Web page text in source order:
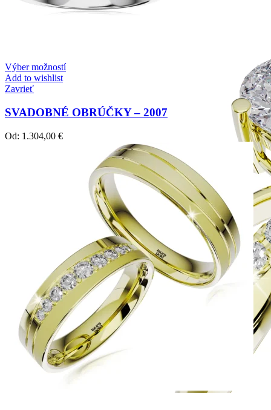
Zásnubné prstne z kolekcie Simple.
Výber možností
Add to wishlist
Zavrieť
SVADOBNÉ OBRÚČKY – 2007
Od: 1.304,00 €